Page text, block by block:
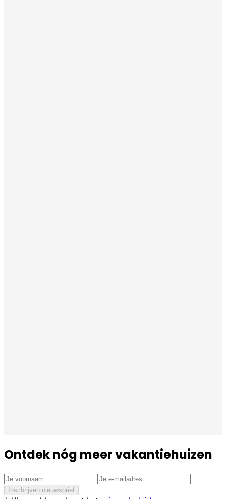
Ontdek nóg meer vakantiehuizen
Inschrijven nieuwsbrief